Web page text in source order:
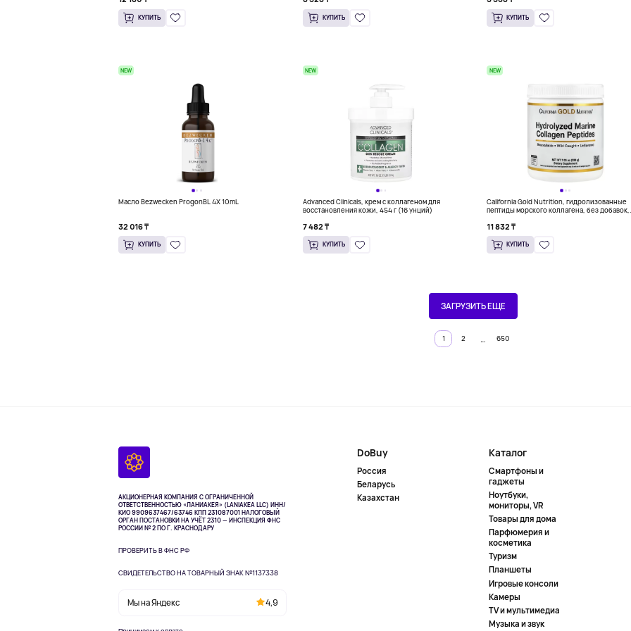
КУПИТЬ КУПИТЬ КУПИТЬ
NEW
Масло Bezwecken ProgonBL 4X 10mL
32 016 ₸
КУПИТЬ
NEW
Advanced Clinicals, крем с коллагеном для
восстановления кожи, 454 г (16 унций)
7 482 ₸
КУПИТЬ
NEW
California Gold Nutrition, гидролизованные
пептиды морского коллагена, без добавок,
11 832 ₸
КУПИТЬ
ЗАГРУЗИТЬ ЕЩЕ
1 2 … 650
АКЦИОНЕРНАЯ КОМПАНИЯ С ОГРАНИЧЕННОЙ
ОТВЕТСТВЕННОСТЬЮ «ЛАНИАКЕЯ» (LANIAKEA LLC) ИНН/
КИО 9909637467/63746 КПП 231087001 НАЛОГОВЫЙ
ОРГАН ПОСТАНОВКИ НА УЧЁТ 2310 — ИНСПЕКЦИЯ ФНС
РОССИИ № 2 ПО Г. КРАСНОДАРУ
ПРОВЕРИТЬ В ФНС РФ
СВИДЕТЕЛЬСТВО НА ТОВАРНЫЙ ЗНАК №1137338
Мы на Яндекс 4,9
DoBuy
Россия
Беларусь
Казахстан
Каталог
Смартфоны и
гаджеты
Ноутбуки,
мониторы, VR
Товары для дома
Парфюмерия и
косметика
Туризм
Планшеты
Игровые консоли
Камеры
TV и мультимедиа
Музыка и звук